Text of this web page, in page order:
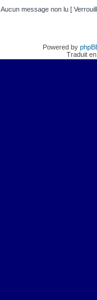
Aucun message non lu [
Powered by
Traduit